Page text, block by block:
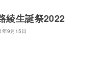
綾生誕祭2022
9月15日